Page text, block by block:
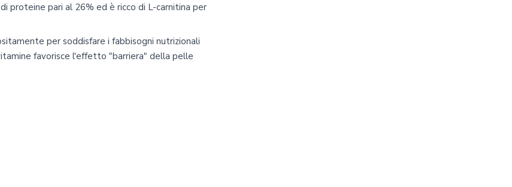
proteine pari al 26% ed è ricco di L-carnitina per
per soddisfare i fabbisogni nutrizionali
favorisce l'effetto "barriera" della pelle